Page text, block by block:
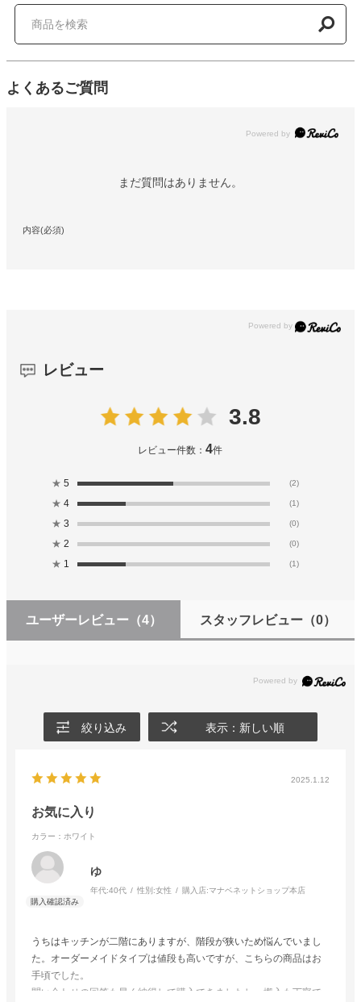
よくあるご質問
Powered by
まだ質問はありません。
内容(必須)
レビュー
3.8
レビュー件数：4件
★ 5 (2)
★ 4 (1)
★ 3 (0)
★ 2 (0)
★ 1 (1)
ユーザーレビュー （4） スタッフレビュー（0）
絞り込み 表示：新しい順
2025.1.12
お気に入り
カラー：ホワイト
ゆ
年代:40代 性別:女性 購入店:マナベネットショップ本店
うちはキッチンが二階にありますが、階段が狭いため悩んでいまし
た。オーダーメイドタイプは値段も高いですが、こちらの商品はお
手頃でした。
問い合わせの回答も早く納得して購入できましたし、搬入も丁寧で